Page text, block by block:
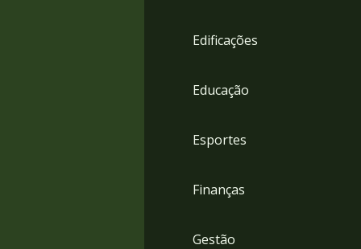
Edificações
Educação
Esportes
Finanças
Gestão